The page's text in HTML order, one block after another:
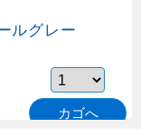
ルグレー
カゴへ